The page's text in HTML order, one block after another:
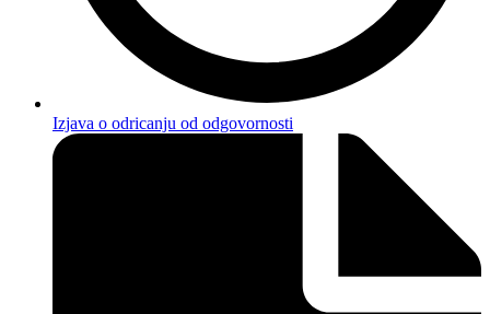
Izjava o odricanju od odgovornosti